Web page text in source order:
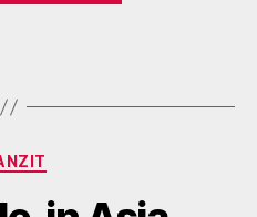
Categories